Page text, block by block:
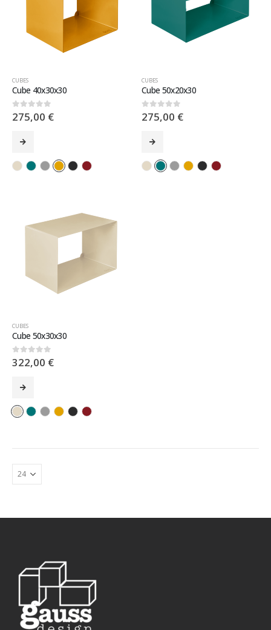
CUBES
Cube 40x30x30
0sur 5
275,00 €
CUBES
Cube 50x20x30
0sur 5
275,00 €
CUBES
Cube 50x30x30
0sur 5
322,00 €